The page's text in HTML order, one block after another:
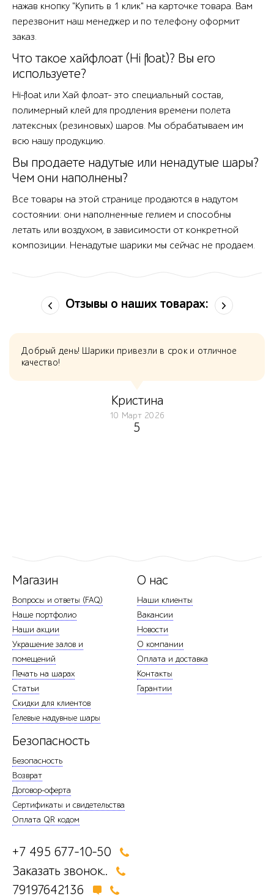
нажав кнопку "Купить в 1 клик" на карточке товара. Вам
перезвонит наш менеджер и по телефону оформит
заказ.
Что такое хайфлоат (Hi float)? Вы его
используете?
Hi-float или Хай флоат- это специальный состав,
полимерный клей для продления времени полета
латексных (резиновых) шаров. Мы обрабатываем им
всю нашу продукцию.
Вы продаете надутые или ненадутые шары?
Чем они наполнены?
Все товары на этой странице продаются в надутом
состоянии: они наполненные гелием и способны
летать или воздухом, в зависимости от конкретной
композиции. Ненадутые шарики мы сейчас не продаем.
Отзывы о наших товарах:
Добрый день! Шарики привезли в срок и отличное
качество!
Кристина
10 Март 2026
5
Магазин
Вопросы и ответы (FAQ)
Наше портфолио
Наши акции
Украшение залов и
помещений
Печать на шарах
Статьи
Скидки для клиентов
Гелевые надувные шары
О нас
Наши клиенты
Вакансии
Новости
О компании
Оплата и доставка
Контакты
Гарантии
Безопасность
Безопасность
Возврат
Договор-оферта
Сертификаты и свидетельства
Оплата QR кодом
+7 495 677-10-50
Заказать звонок..
79197642136